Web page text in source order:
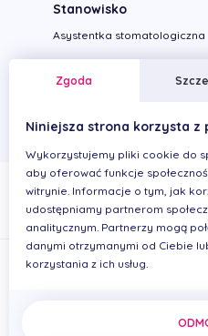
Stanowisko
Asystentka stomatologiczna
Wykonywane zabiegi
Zgoda
Niniejsza strona korzysta z
Wykorzystujemy pliki cookie do
aby oferować funkcje
witrynie. Informacje o tym, jak
udostępniamy partnerom
analitycznym. Partnerzy mogą
danymi otrzymanymi od Ciebie
korzystania z ich usług.